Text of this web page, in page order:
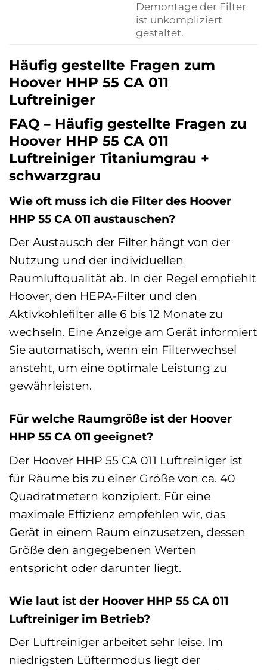
Demontage der Filter
ist unkompliziert
gestaltet.
Häufig gestellte Fragen zum
Hoover HHP 55 CA 011
Luftreiniger
FAQ – Häufig gestellte Fragen zu
Hoover HHP 55 CA 011
Luftreiniger Titaniumgrau +
schwarzgrau
Wie oft muss ich die Filter des Hoover
HHP 55 CA 011 austauschen?
Der Austausch der Filter hängt von der
Nutzung und der individuellen
Raumluftqualität ab. In der Regel empfiehlt
Hoover, den HEPA-Filter und den
Aktivkohlefilter alle 6 bis 12 Monate zu
wechseln. Eine Anzeige am Gerät informiert
Sie automatisch, wenn ein Filterwechsel
ansteht, um eine optimale Leistung zu
gewährleisten.
Für welche Raumgröße ist der Hoover
HHP 55 CA 011 geeignet?
Der Hoover HHP 55 CA 011 Luftreiniger ist
für Räume bis zu einer Größe von ca. 40
Quadratmetern konzipiert. Für eine
maximale Effizienz empfehlen wir, das
Gerät in einem Raum einzusetzen, dessen
Größe den angegebenen Werten
entspricht oder darunter liegt.
Wie laut ist der Hoover HHP 55 CA 011
Luftreiniger im Betrieb?
Der Luftreiniger arbeitet sehr leise. Im
niedrigsten Lüftermodus liegt der